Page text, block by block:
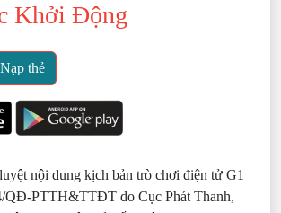
Khởi Động
Nạp thẻ
nội dung kịch bản trò chơi điện tử G1
QĐ-PTTH&TTĐT do Cục Phát Thanh,